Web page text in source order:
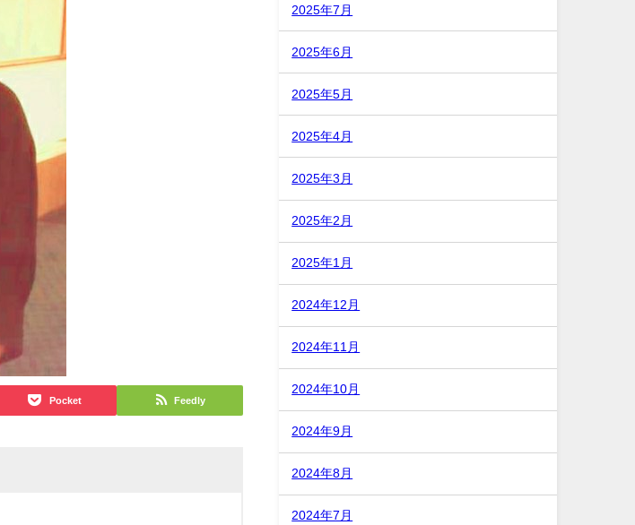
Pocket Feedly
2025年7月
2025年6月
2025年5月
2025年4月
2025年3月
2025年2月
2025年1月
2024年12月
2024年11月
2024年10月
2024年9月
2024年8月
2024年7月